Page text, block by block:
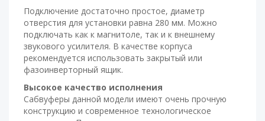
Подключение достаточно простое, диаметр
отверстия для установки равна 280 мм. Можно
подключать как к магнитоле, так и к внешнему
звукового усилителя. В качестве корпуса
рекомендуется использовать закрытый или
фазоинверторный ящик.
Высокое качество исполнения
Сабвуферы данной модели имеют очень прочную
конструкцию и современное технологическое